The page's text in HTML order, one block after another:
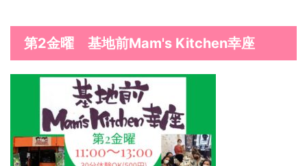
第2金曜 基地前Mam's Kitchen幸座